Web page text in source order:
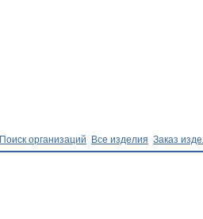
Поиск организаций Все изделия Заказ